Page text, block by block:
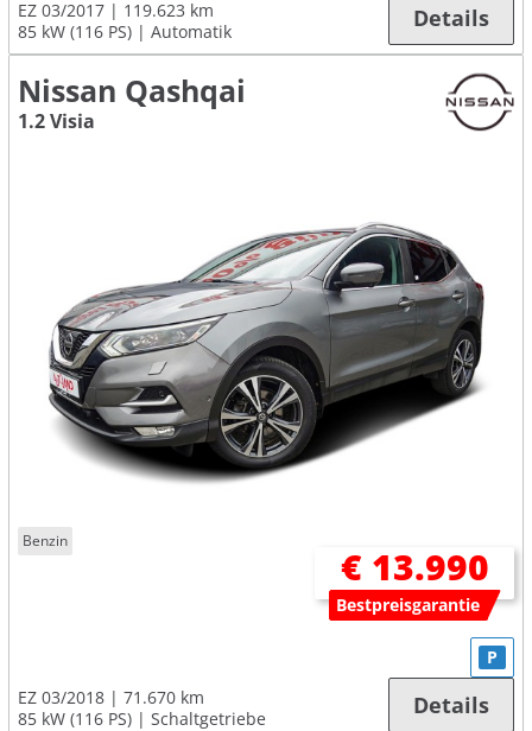
EZ 03/2017
119.623 km
85 kW (116 PS)
Automatik Details
Nissan Qashqai
1.2 Visia
Benzin
€ 13.990
Bestpreisgarantie
EZ 03/2018
71.670 km
85 kW (116 PS)
Schaltgetriebe
P
Details